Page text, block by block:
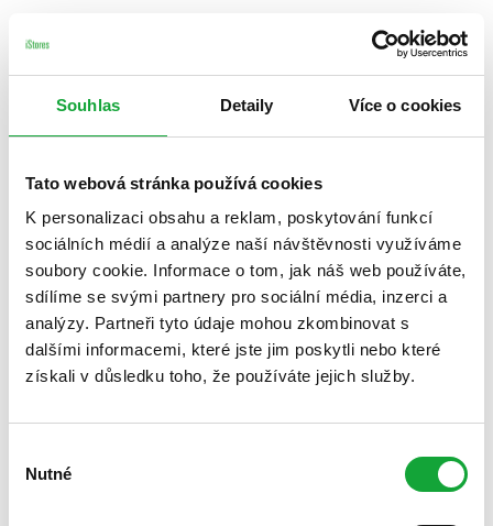
Souhlas Detaily Více o cookies
Tato webová stránka používá cookies
K personalizaci obsahu a reklam, poskytování funkcí
sociálních médií a analýze naší návštěvnosti využíváme
soubory cookie. Informace o tom, jak náš web používáte,
sdílíme se svými partnery pro sociální média, inzerci a
analýzy. Partneři tyto údaje mohou zkombinovat s
dalšími informacemi, které jste jim poskytli nebo které
získali v důsledku toho, že používáte jejich služby.
souhlasu
Nutné